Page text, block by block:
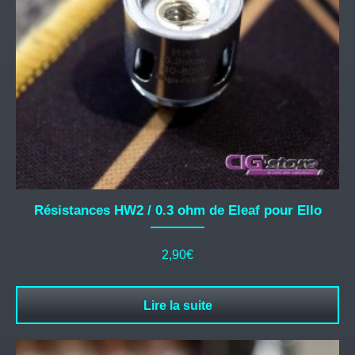
Résistances HW2 / 0.3 ohm de Eleaf pour Ello
2,90€
Lire la suite
Ce